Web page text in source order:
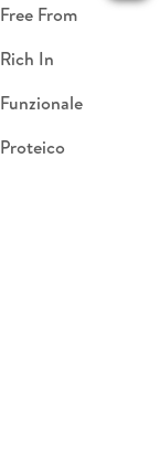
Free From
Rich In
Funzionale
Proteico